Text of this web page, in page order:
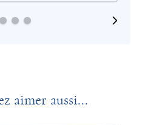
aimer aussi...